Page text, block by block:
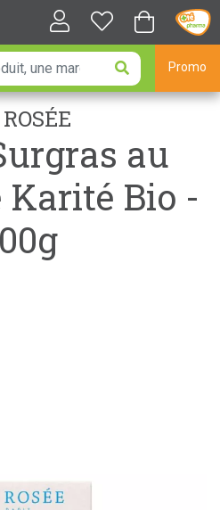
Promo
au
Karité Bio -